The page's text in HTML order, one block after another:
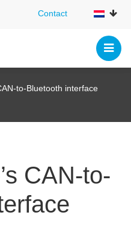
Contact
Contact
to-Bluetooth interface
CAN-to-